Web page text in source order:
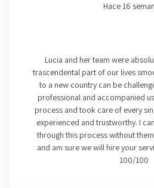
Hace 16
Lucia and her team were
trascendental part of our lives
to a new country can be
professional and accompanied
process and took care of every
experienced and trustworthy. I
through this process without
and am sure we will hire your
100/100